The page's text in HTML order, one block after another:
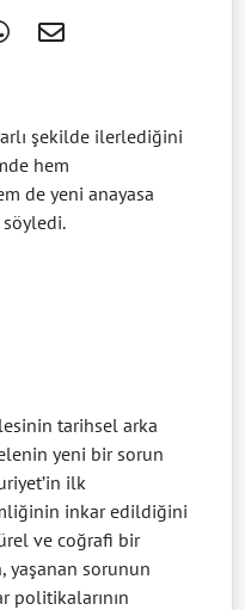
şekilde ilerlediğini
hem
de yeni anayasa
söyledi.
tarihsel arka
yeni bir sorun
ilk
inkar edildiğini
ve coğrafi bir
yaşanan sorunun
politikalarının